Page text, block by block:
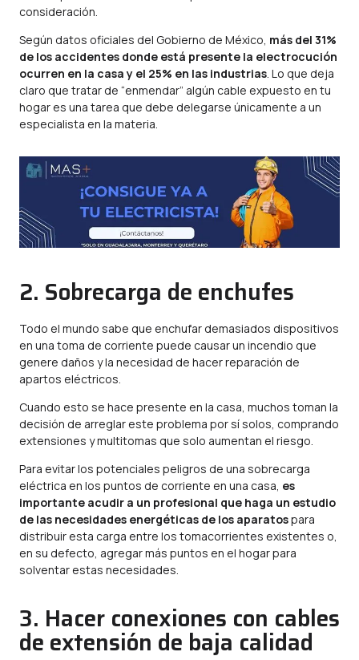
consideración.
Según datos oficiales del Gobierno de México, más del 31%
de los accidentes donde está presente la electrocución
ocurren en la casa y el 25% en las industrias. Lo que deja
claro que tratar de “enmendar” algún cable expuesto en tu
hogar es una tarea que debe delegarse únicamente a un
especialista en la materia.
2. Sobrecarga de enchufes
Todo el mundo sabe que enchufar demasiados dispositivos
en una toma de corriente puede causar un incendio que
genere daños y la necesidad de hacer reparación de
apartos eléctricos.
Cuando esto se hace presente en la casa, muchos toman la
decisión de arreglar este problema por sí solos, comprando
extensiones y multitomas que solo aumentan el riesgo.
Para evitar los potenciales peligros de una sobrecarga
eléctrica en los puntos de corriente en una casa, es
importante acudir a un profesional que haga un estudio
de las necesidades energéticas de los aparatospara
distribuir esta carga entre los tomacorrientes existentes o,
en su defecto, agregar más puntos en el hogar para
solventar estas necesidades.
3. Hacer conexiones con cables
de extensión de baja calidad